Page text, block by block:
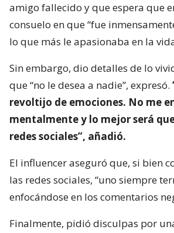
amigo fallecido y que espera que
consuelo en que “fue
lo que más le apasionaba en la
Sin embargo, dio detalles de lo
que “no le desea a nadie”, expresó.
revoltijo de emociones. No me
mentalmente y lo mejor será
redes sociales”, añadió.
El influencer aseguró que, si bien
las redes sociales, “uno siempre
enfocándose en los comentarios
Finalmente, pidió disculpas por